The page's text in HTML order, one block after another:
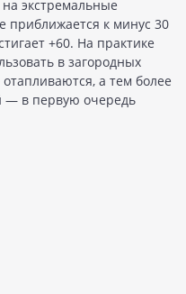
экстремальные
к минус 30
+60. На практике
в загородных
а тем более
— в первую очередь